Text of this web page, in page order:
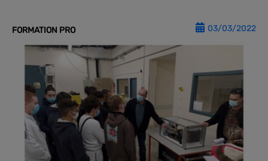
FORMATION PRO 03/03/2022